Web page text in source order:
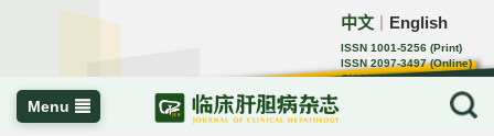
中文 English
ISSN 1001-5256 (Print)
ISSN 2097-3497 (Online)
CN 22-1108/R
Menu